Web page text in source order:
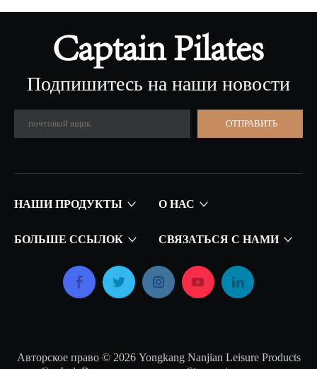
Подпишитесь на наши новости
ОТПРАВИТЬ
НАШИ ПРОДУКТЫ О НАС
БОЛЬШЕ ССЫЛОК СВЯЗАТЬСЯ С НАМИ
Авторское право © 2026Yongkang Nanjian Leisure Products